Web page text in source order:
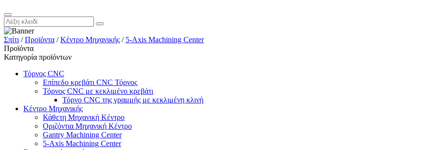
Σπίτι /Προϊόντα /Κέντρο Μηχανικής / 5-Axis Machining Center
Προϊόντα
Κατηγορία προϊόντων
Τόρνος CNC
Επίπεδο κρεβάτι CNC Τόρνος
Τόρνος CNC με κεκλιμένο κρεβάτι
Τόρνο CNC της γραμμής με κεκλιμένη κλινή
Κέντρο Μηχανικής
Κάθετη Μηχανική Κέντρο
Οριζόντια Μηχανική Κέντρο
Gantry Machining Center
5-Axis Machining Center